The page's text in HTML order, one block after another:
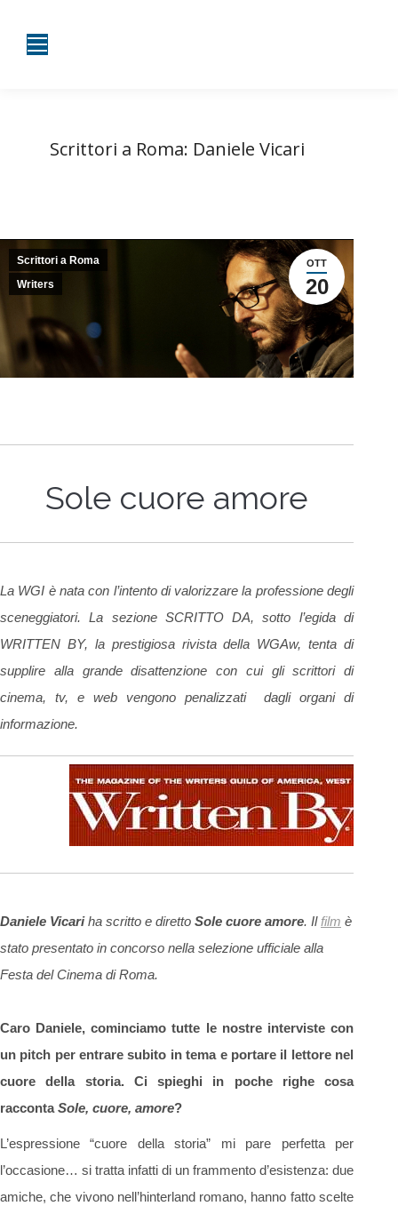
Scrittori a Roma: Daniele Vicari
OTT
20
Scrittori a Roma
Writers
Sole cuore amore
La WGI è nata con l’intento di valorizzare la professione degli
sceneggiatori. La sezione SCRITTO DA, sotto l’egida di
WRITTEN BY, la prestigiosa rivista della WGAw, tenta di
supplire alla grande disattenzione con cui gli scrittori di
cinema, tv, e web vengono penalizzati dagli organi di
informazione.
Daniele Vicari ha scritto e diretto Sole cuore amore. Il film è
stato presentato in concorso nella selezione ufficiale alla
Festa del Cinema di Roma.
Caro Daniele, cominciamo tutte le nostre interviste con
un pitch per entrare subito in tema e portare il lettore nel
cuore della storia. Ci spieghi in poche righe cosa
raccontaSole, cuore, amore?
L’espressione “cuore della storia” mi pare perfetta per
l’occasione… si tratta infatti di un frammento d’esistenza: due
amiche, che vivono nell’hinterland romano, hanno fatto scelte